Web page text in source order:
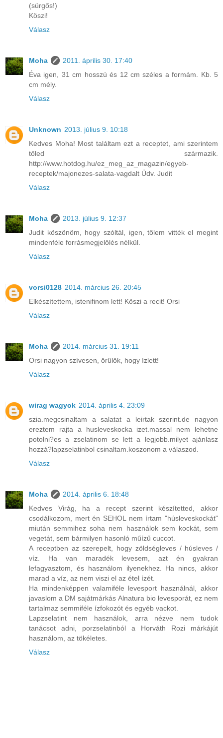
(sürgős!)
Köszi!
Válasz
Moha
2011. április 30. 17:40
Éva igen, 31 cm hosszú és 12 cm széles a formám. Kb. 5
cm mély.
Válasz
Unknown 2013. július 9. 10:18
Kedves Moha! Most találtam ezt a receptet, ami szerintem
tőled származik.
http://www.hotdog.hu/ez_meg_az_magazin/egyeb-
receptek/majonezes-salata-vagdalt Üdv. Judit
Válasz
Moha
2013. július 9. 12:37
Judit köszönöm, hogy szóltál, igen, tőlem vitték el megint
mindenféle forrásmegjelölés nélkül.
Válasz
vorsi0128 2014. március 26. 20:45
Elkészítettem, istenifinom lett! Köszi a recit! Orsi
Válasz
Moha
2014. március 31. 19:11
Orsi nagyon szívesen, örülök, hogy ízlett!
Válasz
wirag wagyok 2014. április 4. 23:09
szia.megcsinaltam a salatat a leirtak szerint.de nagyon
ereztem rajta a husleveskocka izet.massal nem lehetne
potolni?es a zselatinom se lett a legjobb.milyet ajánlasz
hozzá?lapzselatinbol csinaltam.koszonom a vàlaszod.
Válasz
Moha
2014. április 6. 18:48
Kedves Virág, ha a recept szerint készítetted, akkor
csodálkozom, mert én SEHOL nem írtam "húsleveskockát"
miután semmihez soha nem használok sem kockát, sem
vegetát, sem bármilyen hasonló műízű cuccot.
A receptben az szerepelt, hogy zöldségleves / húsleves /
víz. Ha van maradék levesem, azt én gyakran
lefagyasztom, és használom ilyenekhez. Ha nincs, akkor
marad a víz, az nem viszi el az étel ízét.
Ha mindenképpen valamiféle levesport használnál, akkor
javaslom a DM sajátmárkás Alnatura bio levesporát, ez nem
tartalmaz semmiféle ízfokozót és egyéb vackot.
Lapzselatint nem használok, arra nézve nem tudok
tanácsot adni, porzselatinból a Horváth Rozi márkájút
használom, az tökéletes.
Válasz